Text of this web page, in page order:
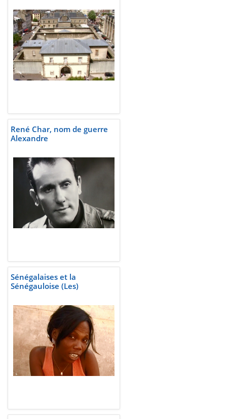
René Char, nom de guerre
Alexandre
Sénégalaises et la
Sénégauloise (Les)